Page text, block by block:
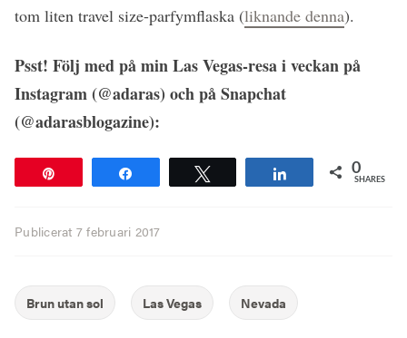
tom liten travel size-parfymflaska (liknande denna).
Psst! Följ med på min Las Vegas-resa i veckan på
Instagram (@adaras) och på Snapchat
(@adarasblogazine):
Share 0
SHARES
Publicerat 7 februari 2017